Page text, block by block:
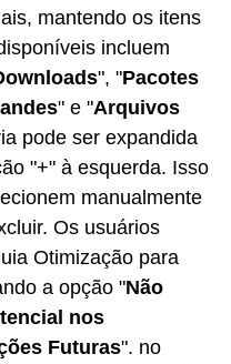
mantendo os itens
incluem
", "Pacotes
" e "Arquivos
pode ser expandida
"+" à esquerda. Isso
manualmente
Os usuários
Otimização para
a opção "Não
nos
Futuras". no